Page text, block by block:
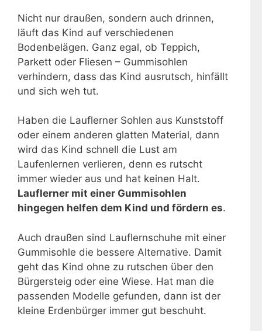
Nicht nur draußen, sondern auch drinnen,
läuft das Kind auf verschiedenen
Bodenbelägen. Ganz egal, ob Teppich,
Parkett oder Fliesen – Gummisohlen
verhindern, dass das Kind ausrutsch, hinfällt
und sich weh tut.
Haben die Lauflerner Sohlen aus Kunststoff
oder einem anderen glatten Material, dann
wird das Kind schnell die Lust am
Laufenlernen verlieren, denn es rutscht
immer wieder aus und hat keinen Halt.
Lauflerner mit einer Gummisohlen
hingegen helfen dem Kind und fördern es.
Auch draußen sind Lauflernschuhe mit einer
Gummisohle die bessere Alternative. Damit
geht das Kind ohne zu rutschen über den
Bürgersteig oder eine Wiese. Hat man die
passenden Modelle gefunden, dann ist der
kleine Erdenbürger immer gut beschuht.